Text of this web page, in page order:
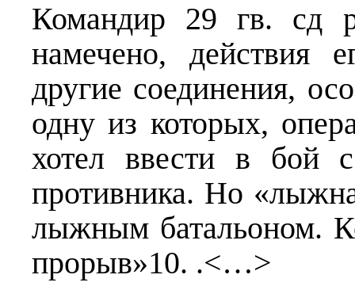
Командир 29 гв. сд
намечено, действия
другие соединения,
одну из которых,
хотел ввести в бой
противника. Но
лыжным батальоном.
прорыв»10. .<…>